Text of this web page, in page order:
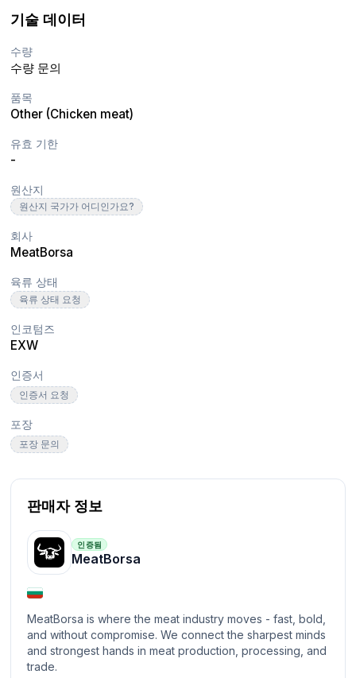
기술 데이터
수량
수량 문의
품목
Other (Chicken meat)
유효 기한
-
원산지
원산지 국가가 어디인가요?
회사
MeatBorsa
육류 상태
육류 상태 요청
인코텀즈
EXW
인증서
인증서 요청
포장
포장 문의
판매자 정보
인증됨
MeatBorsa
MeatBorsa is where the meat industry moves - fast, bold,
and without compromise. We connect the sharpest minds
and strongest hands in meat production, processing, and
trade.